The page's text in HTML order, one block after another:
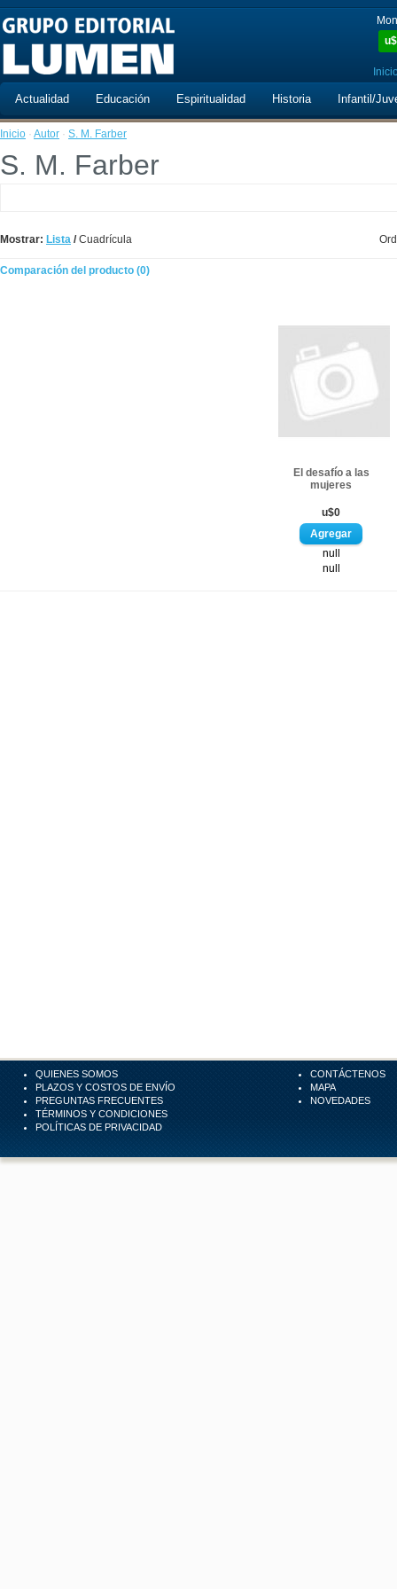
u$
Actualidad Educación Espiritualidad Historia Infantil/
Inicio · Autor · S. M. Farber
S. M. Farber
Mostrar: Lista /Cuadrícula
Comparación del producto (0)
El desafío a las
mujeres
u$0
null
null
QUIENES SOMOS
PLAZOS Y COSTOS DE ENVÍO
PREGUNTAS FRECUENTES
TÉRMINOS Y CONDICIONES
POLÍTICAS DE PRIVACIDAD
CONTÁCTENOS
MAPA
NOVEDADES